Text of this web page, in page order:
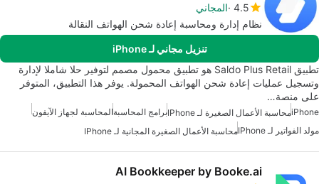
4.5 المجاني
نظام إدارة ومحاسبة إعادة شحن الهواتف النقالة
تنزيل مجاني لـ iPhone
تطبيق Saldo Plus Retail هو تطبيق محمول مصمم لتوفير حلا شاملا لإدارة
وتسجيل عمليات إعادة شحن الهواتف المحمولة. يوفر هذا التطبيق، المتوفر
على منصة…
iPhoneمحاسبة الأعمال الصغيرة لـ IPhone برامج المحاسبةالمحاسبة لجهاز الآيفون
مولد الفواتير لـ IPhone
محاسبة الأعمال الصغيرة المجانية لـ IPhone
AI Bookkeeper by Booke.ai